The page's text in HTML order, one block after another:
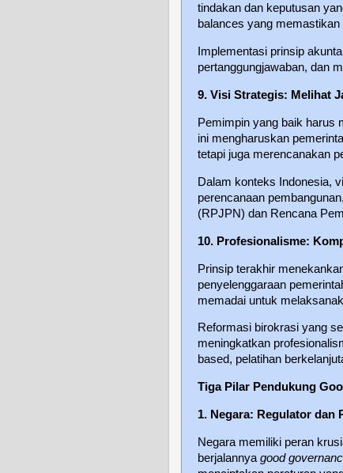
tindakan dan keputusan
balances yang
Implementasi prinsip
pertanggungjawaban, dan
9. Visi Strategis: Melihat
Pemimpin yang baik harus
ini mengharuskan
tetapi juga merencanakan
Dalam konteks Indonesia,
perencanaan
(RPJPN) dan Rencana
10. Profesionalisme:
Prinsip terakhir
penyelenggaraan
memadai untuk
Reformasi birokrasi yang
meningkatkan
based, pelatihan
Tiga Pilar Pendukung
1. Negara: Regulator dan
Negara memiliki peran
berjalannya good